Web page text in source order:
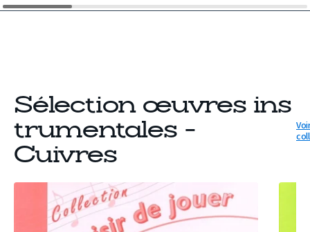
Sélection œuvres ins
trumentales -
Cuivres
PARTITION
SOMMET